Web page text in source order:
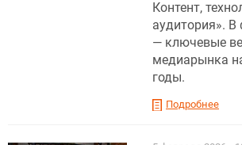
Контент,
аудитория». В
— ключевые
медиарынка
годы.
Подробнее